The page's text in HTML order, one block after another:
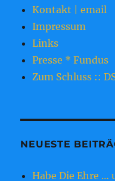
Kontakt | email
Impressum
Links
Presse * Fundus
Zum Schluss ::
NEUESTE
Habe Die Ehre …